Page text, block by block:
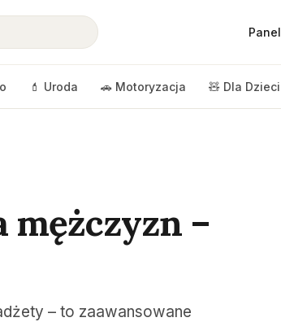
Panel
💄 Uroda 🚗 Motoryzacja 🧸 Dla Dzieci
mężczyzn –
– to zaawansowane